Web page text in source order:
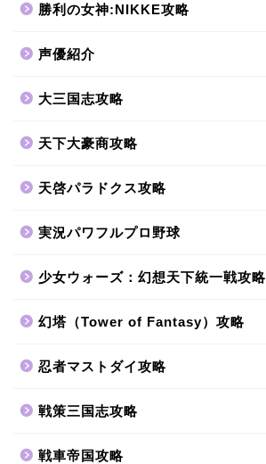
勝利の女神:NIKKE攻略
声優紹介
大三国志攻略
天下大豪商攻略
天啓パラドクス攻略
実況パワフルプロ野球
少女ウォーズ：幻想天下統一戦攻略
幻塔（Tower of Fantasy）攻略
忍者マストダイ攻略
戦策三国志攻略
戦車帝国攻略